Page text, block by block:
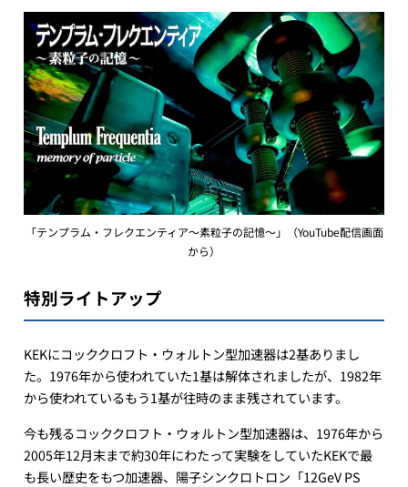
「テンプラム・フレクエンティア～素粒子の記憶～」（YouTube配信画面
から）
特別ライトアップ
KEKにコッククロフト・ウォルトン型加速器は2基ありまし
た。1976年から使われていた1基は解体されましたが、1982年
から使われているもう1基が往時のまま残されています。
今も残るコッククロフト・ウォルトン型加速器は、1976年から
2005年12月末まで約30年にわたって実験をしていたKEKで最
も長い歴史をもつ加速器、陽子シンクロトロン「12GeV PS